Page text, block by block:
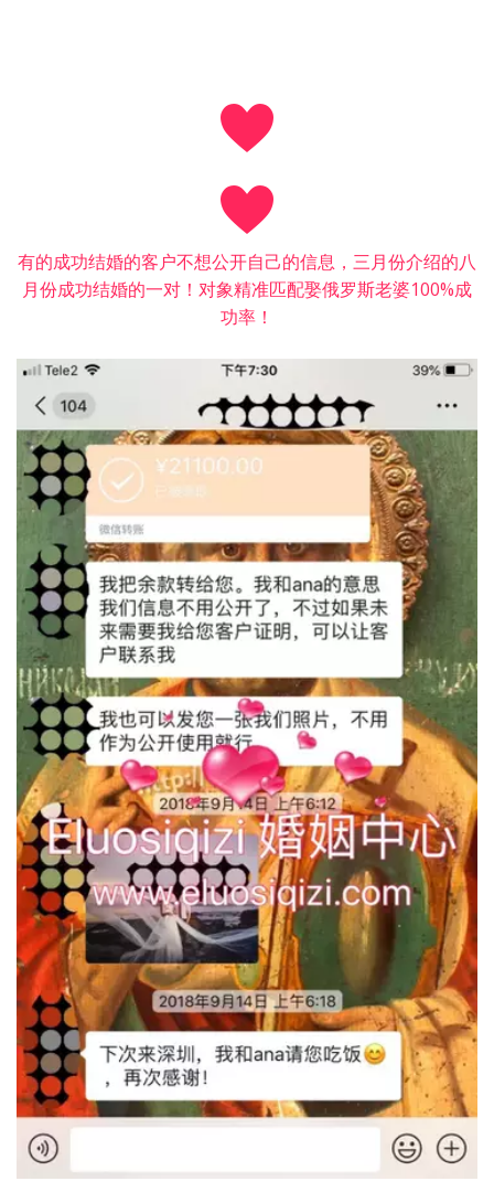
有的成功结婚的客户不想公开自己的信息，三月份介绍的八
月份成功结婚的一对！对象精准匹配娶俄罗斯老婆100%成
功率！